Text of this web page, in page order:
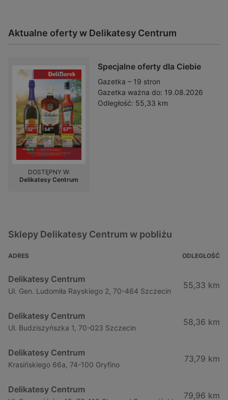
Aktualne oferty w Delikatesy Centrum
Specjalne oferty dla Ciebie
Gazetka – 19 stron
Gazetka ważna do: 19.08.2026
Odległość: 55,33 km
DOSTĘPNY W:
Delikatesy Centrum
Sklepy Delikatesy Centrum w pobliżu
ADRES ODLEGŁOŚĆ
Delikatesy Centrum
Ul. Gen. Ludomiła Rayskiego 2, 70-464 Szczecin
55,33 km
Delikatesy Centrum
Ul. Budziszyńszka 1, 70-023 Szczecin
58,36 km
Delikatesy Centrum
Krasińskiego 66a, 74-100 Gryfino
73,79 km
Delikatesy Centrum
79,96 km